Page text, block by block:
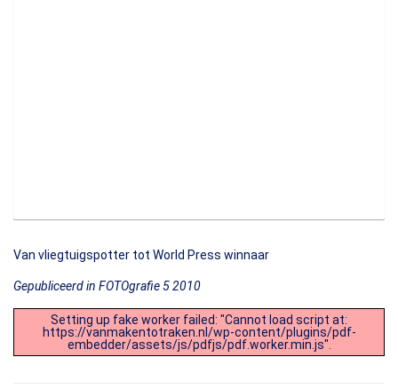
Van vliegtuigspotter tot World Press winnaar
Gepubliceerd in FOTOgrafie 5 2010
Setting up fake worker failed: "Cannot load script at:
https://vanmakentotraken.nl/wp-content/plugins/pdf-
embedder/assets/js/pdfjs/pdf.worker.min.js".